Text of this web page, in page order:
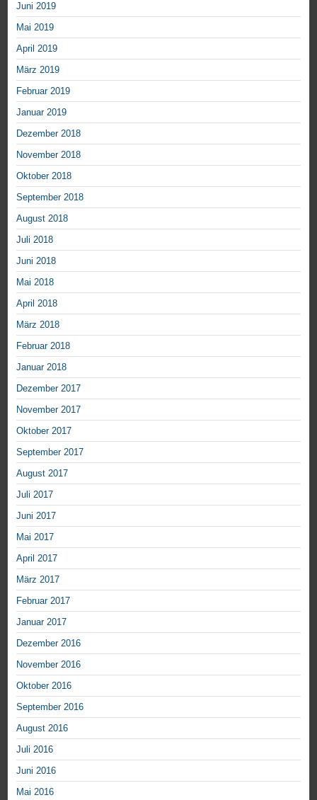
Juni 2019
Mai 2019
April 2019
März 2019
Februar 2019
Januar 2019
Dezember 2018
November 2018
Oktober 2018
September 2018
August 2018
Juli 2018
Juni 2018
Mai 2018
April 2018
März 2018
Februar 2018
Januar 2018
Dezember 2017
November 2017
Oktober 2017
September 2017
August 2017
Juli 2017
Juni 2017
Mai 2017
April 2017
März 2017
Februar 2017
Januar 2017
Dezember 2016
November 2016
Oktober 2016
September 2016
August 2016
Juli 2016
Juni 2016
Mai 2016